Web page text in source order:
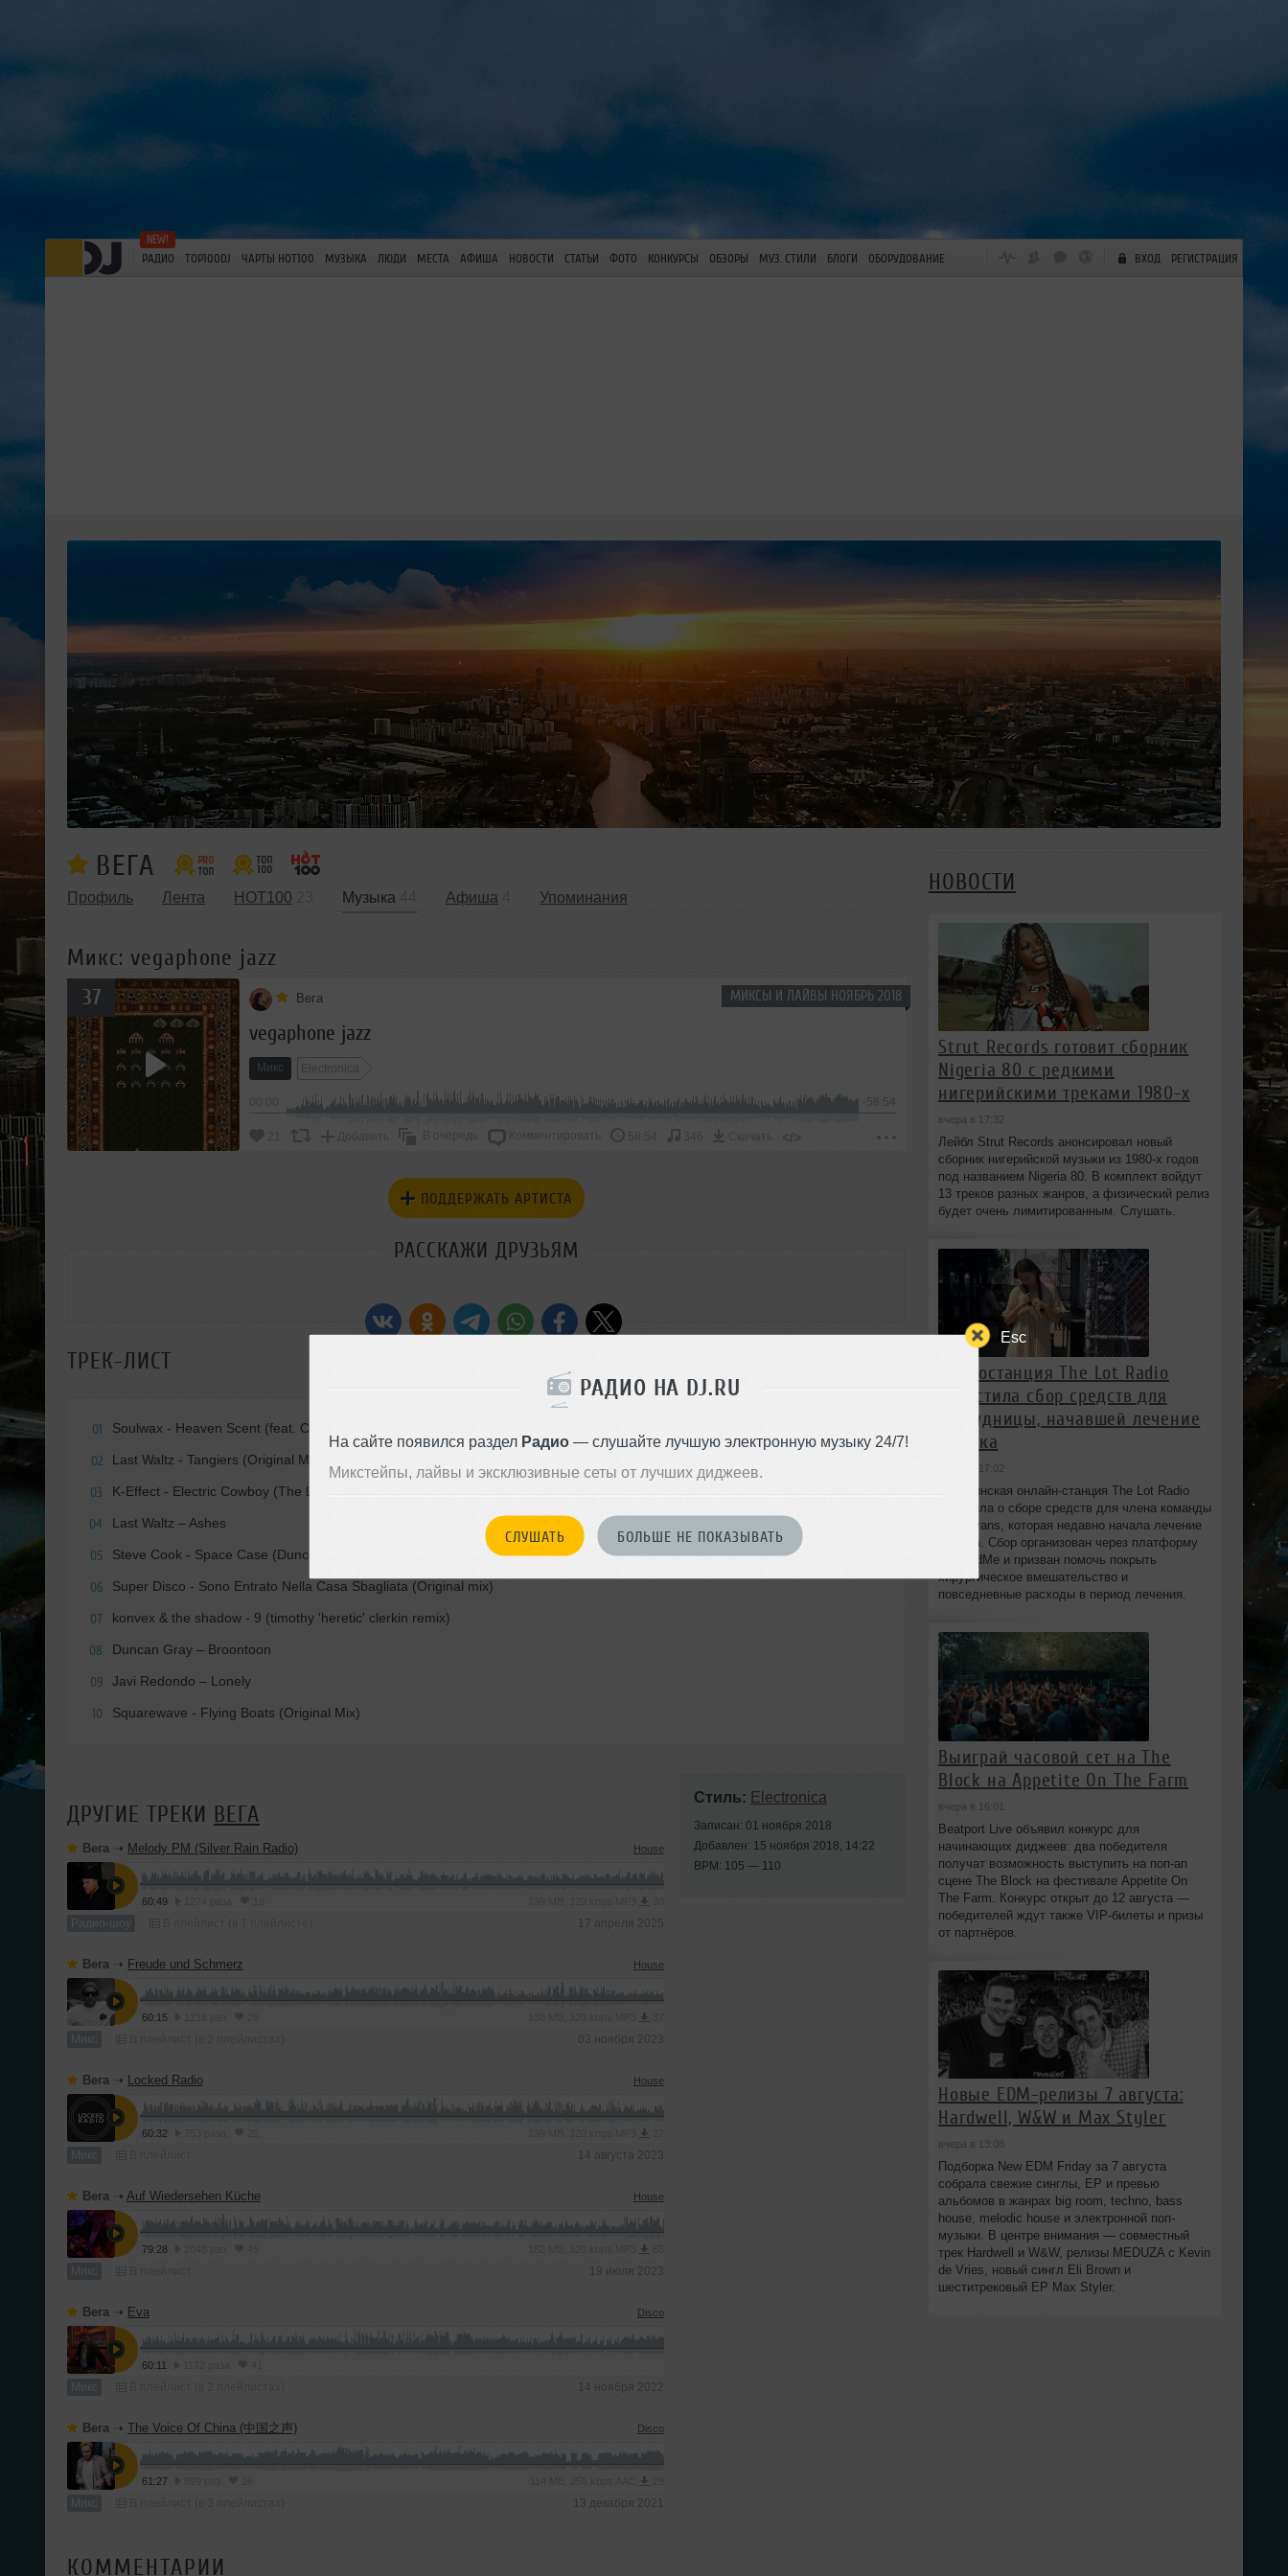
Esc
РАДИО НА DJ.RU
На сайте появился раздел Радио— слушайте лучшую электронную музыку 24/7!
Микстейпы, лайвы и эксклюзивные сеты от лучших диджеев.
СЛУШАТЬ БОЛЬШЕ НЕ ПОКАЗЫВАТЬ
РАДИО TOP100DJ ЧАРТЫ HOT100 МУЗЫКА ЛЮДИ МЕСТА АФИША НОВОСТИ СТАТЬИ ФОТО КОНКУРСЫ ОБЗОРЫ МУЗ. СТИЛИ БЛОГИ ОБОРУДОВАНИЕ ВХОД РЕГИСТРАЦИЯ
ВЕГА
Профиль Лента HOT100 Музыка Афиша Упоминания
Микс: vegaphone jazz
МИКСЫ И ЛАЙВЫ НОЯБРЬ 2018
37 Вега
vegaphone jazz
Микс Electronica
-58:54
21 Добавить В очередь Комментировать 58:54 346 Скачать </>
ПОДДЕРЖАТЬ АРТИСТА
РАССКАЖИ ДРУЗЬЯМ
ТРЕК-ЛИСТ
01 Soulwax - Heaven Scent (feat. Chloë Sevigny)
02 Last Waltz - Tangiers (Original Mix)
03 K-Effect - Electric Cowboy (The Long Champs Remix)
04 Last Waltz – Ashes
05 Steve Cook - Space Case (Duncan Gray Remix)
06 Super Disco - Sono Entrato Nella Casa Sbagliata (Original mix)
07 konvex & the shadow - 9 (timothy 'heretic' clerkin remix)
08 Duncan Gray – Broontoon
09 Javi Redondo – Lonely
10 Squarewave - Flying Boats (Original Mix)
ДРУГИЕ ТРЕКИ ВЕГА
Вега ➝ Melody PM (Silver Rain Radio) House
60:49
Радио-шоу 17 апреля 2025
Вега ➝ Freude und Schmerz House
60:15
Микс 03 ноября 2023
Вега ➝ Locked Radio House
60:32
Микс 14 августа 2023
Вега ➝ Auf Wiedersehen Küche House
79:28
Микс 19 июля 2023
Вега ➝ Eva Disco
60:11
Микс 14 ноября 2022
Вега ➝ The Voice Of China (中国之声) Disco
61:27
Микс 13 декабря 2021
Стиль: Electronica
Записан: 01 ноября 2018
Добавлен: 15 ноября 2018, 14:22
BPM: 105 — 110
КОММЕНТАРИИ
НОВОСТИ
Strut Records готовит сборник
Nigeria 80 с редкими
нигерийскими треками 1980-х
вчера в 17:32
Лейбл Strut Records анонсировал новый
сборник нигерийской музыки из 1980-х годов
под названием Nigeria 80. В комплект войдут
13 треков разных жанров, а физический релиз
будет очень лимитированным. Слушать.
Радиостанция The Lot Radio
запустила сбор средств для
сотрудницы, начавшей лечение
от рака
вчера в 17:02
Бруклинская онлайн-станция The Lot Radio
объявила о сборе средств для члена команды
Lola Evans, которая недавно начала лечение
от рака. Сбор организован через платформу
GoFundMe и призван помочь покрыть
хирургическое вмешательство и
повседневные расходы в период лечения.
Выиграй часовой сет на The
Block на Appetite On The Farm
вчера в 16:01
Beatport Live объявил конкурс для
начинающих диджеев: два победителя
получат возможность выступить на поп‑ап
сцене The Block на фестивале Appetite On
The Farm. Конкурс открыт до 12 августа —
победителей ждут также VIP‑билеты и призы
от партнёров.
Новые EDM-релизы 7 августа:
Hardwell, W&W и Max Styler
вчера в 13:08
Подборка New EDM Friday за 7 августа
собрала свежие синглы, EP и превью
альбомов в жанрах big room, techno, bass
house, melodic house и электронной поп-
музыки. В центре внимания — совместный
трек Hardwell и W&W, релизы MEDUZA с Kevin
de Vries, новый сингл Eli Brown и
шеститрековый EP Max Styler.